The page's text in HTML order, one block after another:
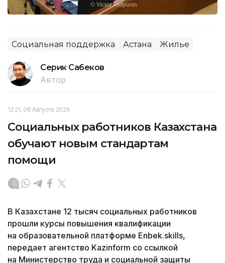
Социальная поддержка Астана Жилье
Серик Сабеков
Автор
12:21, 06 Августа 2026
Социальных работников Казахстана
обучают новым стандартам
помощи
В Казахстане 12 тысяч социальных работников
прошли курсы повышения квалификации
на образовательной платформе Enbek.skills,
передает агентство Kazinform со ссылкой
на Министерство труда и социальной защиты